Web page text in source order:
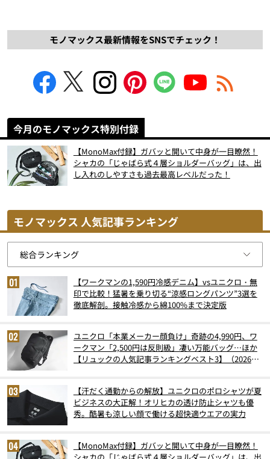
モノマックス最新情報をSNSでチェック！
今月のモノマックス特別付録
【MonoMax付録】ガバッと開いて中身が一目瞭然！
シャカの「じゃばら式４層ショルダーバッグ」は、出
し入れのしやすさも過去最高レベルだった！
モノマックス 人気記事ランキング
【ワークマンの1,590円冷感デニム】vsユニクロ・無
印で比較！猛暑を乗り切る“涼感ロングパンツ”3選を
徹底解剖。接触冷感から綿100%まで決定版
ユニクロ「本業メーカー顔負け」奇跡の4,990円、ワ
ークマン「2,500円は反則級」凄い万能バッグ…ほか
【リュックの人気記事ランキングベスト3】（2026年
【汗だく通勤からの解放】ユニクロのポロシャツが夏
ビジネスの大正解！オリヒカの透け防止シャツも優
秀。酷暑も涼しい顔で働ける超快適ウエアの実力
【MonoMax付録】ガバッと開いて中身が一目瞭然！
シャカの「じゃばら式４層ショルダーバッグ」は、出